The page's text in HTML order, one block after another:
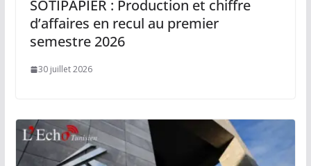
SOTIPAPIER : Production et chiffre
d’affaires en recul au premier
semestre 2026
30 juillet 2026